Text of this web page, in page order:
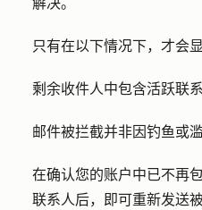
解决。
只有在以下情况下，才会显
剩余收件人中包含活跃联系
邮件被拦截并非因钓鱼或
在确认您的账户中已不再
联系人后，即可重新发送